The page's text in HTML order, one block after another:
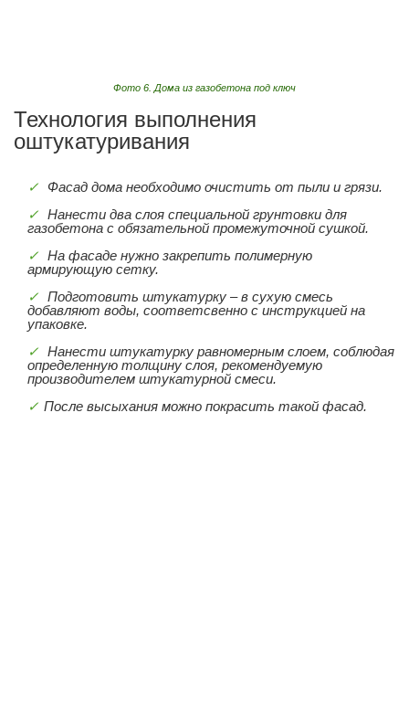
Фото 6. Дома из газобетона под ключ
Технология выполнения
оштукатуривания
Фасад дома необходимо очистить от пыли и грязи.
Нанести два слоя специальной грунтовки для
газобетона с обязательной промежуточной сушкой.
На фасаде нужно закрепить полимерную
армирующую сетку.
Подготовить штукатурку – в сухую смесь
добавляют воды, соответсвенно с инструкцией на
упаковке.
Нанести штукатурку равномерным слоем, соблюдая
определенную толщину слоя, рекомендуемую
производителем штукатурной смеси.
После высыхания можно покрасить такой фасад.